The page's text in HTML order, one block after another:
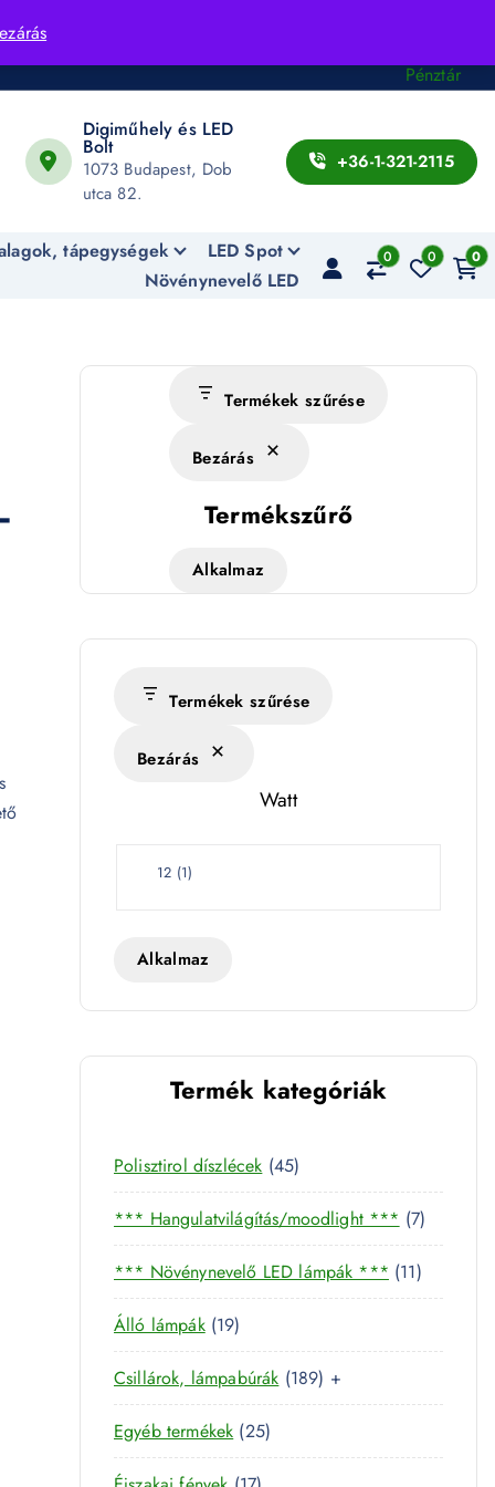
Pénztár
Digiműhely és LED
Bolt
1073 Budapest, Dob
utca 82.
+36-1-321-2115
tápegységek
LED Spot
Növénynevelő LED
0 0 0
Termékek szűrése
Bezárás
Termékszűrő
Alkalmaz
Termékek szűrése
Bezárás
Watt
W
t
12 (1)
Alkalmaz
Termék kategóriák
Polisztirol díszlécek 454
5
t
e
r
k
*** Hangulatvilágítás/moodlight *** 77
t
e
r
*** Növénynevelő LED lámpák *** 111
1
e
Álló lámpák 191
9
t
e
r
m
Csillárok, lámpabúrák 1891
8
t
+
Egyéb termékek 252
5